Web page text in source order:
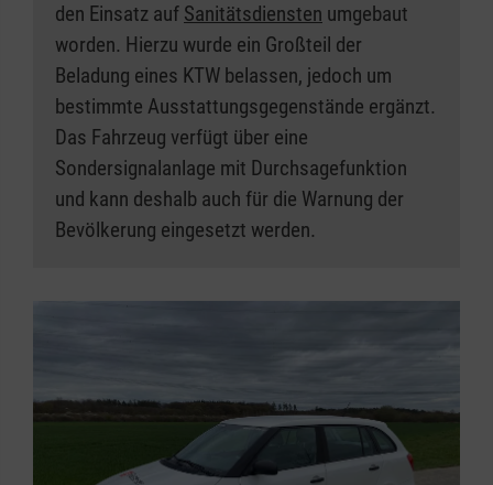
den Einsatz auf Sanitätsdiensten umgebaut
worden. Hierzu wurde ein Großteil der
Beladung eines KTW belassen, jedoch um
bestimmte Ausstattungsgegenstände ergänzt.
Das Fahrzeug verfügt über eine
Sondersignalanlage mit Durchsagefunktion
und kann deshalb auch für die Warnung der
Bevölkerung eingesetzt werden.